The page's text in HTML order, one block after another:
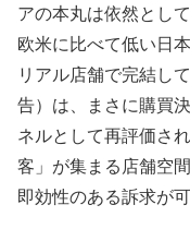
アの本丸は依然とし
欧米に比べて低い日
リアル店舗で完結し
告）は、まさに購買
ネルとして再評価さ
客」が集まる店舗空
即効性のある訴求が可